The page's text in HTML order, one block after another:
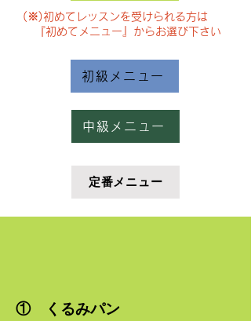
(※)初めてレッスンを受けられる方は
​ 『初めてメニュー』からお選び下さい
初級メニュー
中級メニュー
定番メニュー
① くるみパン